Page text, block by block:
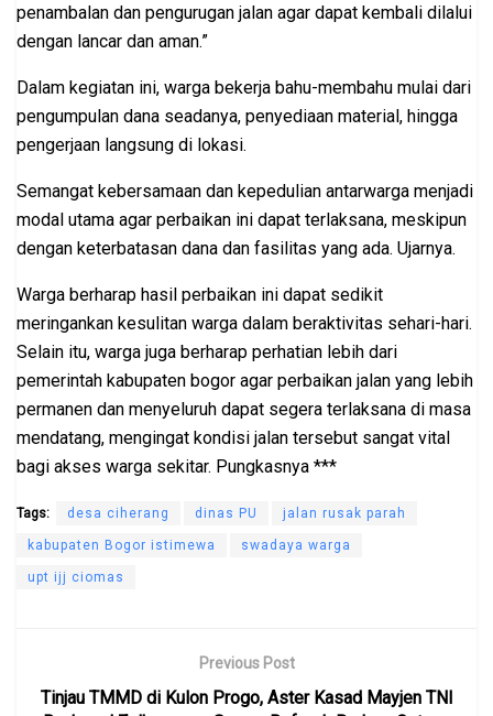
penambalan dan pengurugan jalan agar dapat kembali dilalui
dengan lancar dan aman.”
Dalam kegiatan ini, warga bekerja bahu-membahu mulai dari
pengumpulan dana seadanya, penyediaan material, hingga
pengerjaan langsung di lokasi.
Semangat kebersamaan dan kepedulian antarwarga menjadi
modal utama agar perbaikan ini dapat terlaksana, meskipun
dengan keterbatasan dana dan fasilitas yang ada. Ujarnya.
Warga berharap hasil perbaikan ini dapat sedikit
meringankan kesulitan warga dalam beraktivitas sehari-hari.
Selain itu, warga juga berharap perhatian lebih dari
pemerintah kabupaten bogor agar perbaikan jalan yang lebih
permanen dan menyeluruh dapat segera terlaksana di masa
mendatang, mengingat kondisi jalan tersebut sangat vital
bagi akses warga sekitar. Pungkasnya ***
Tags: desa ciherang dinas PU jalan rusak parah
kabupaten Bogor istimewa swadaya warga
upt ijj ciomas
Previous Post
Tinjau TMMD di Kulon Progo, Aster Kasad Mayjen TNI